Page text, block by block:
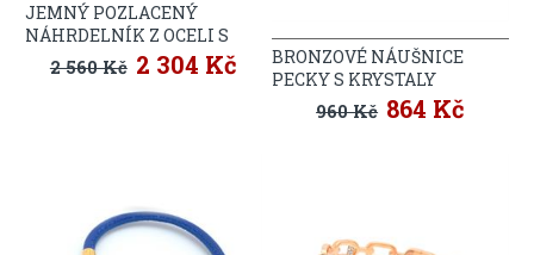
JEMNÝ POZLACENÝ
NÁHRDELNÍK Z OCELI S
KRYSTALY MKJ4478791
2 560 Kč 2 304 Kč
BRONZOVÉ NÁUŠNICE
PECKY S KRYSTALY
MKJ4948791
960 Kč 864 Kč